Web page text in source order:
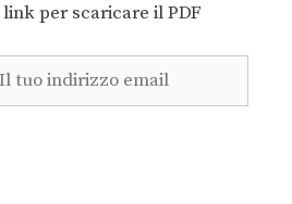
per scaricare il PDF